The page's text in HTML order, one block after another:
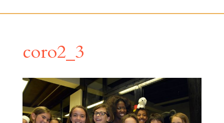
coro2_3